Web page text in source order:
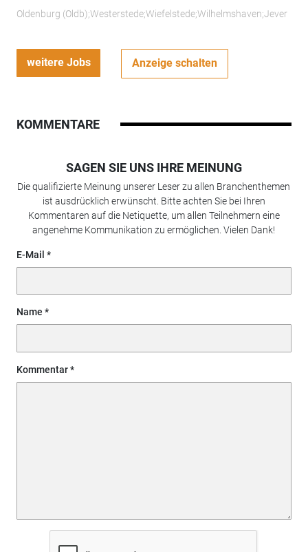
Oldenburg (Oldb);Westerstede;Wiefelstede;Wilhelmshaven;Jever
weitere Jobs Anzeige schalten
KOMMENTARE
SAGEN SIE UNS IHRE MEINUNG
Die qualifizierte Meinung unserer Leser zu allen Branchenthemen
ist ausdrücklich erwünscht. Bitte achten Sie bei Ihren
Kommentaren auf die Netiquette, um allen Teilnehmern eine
angenehme Kommunikation zu ermöglichen. Vielen Dank!
E-Mail
Name
Kommentar